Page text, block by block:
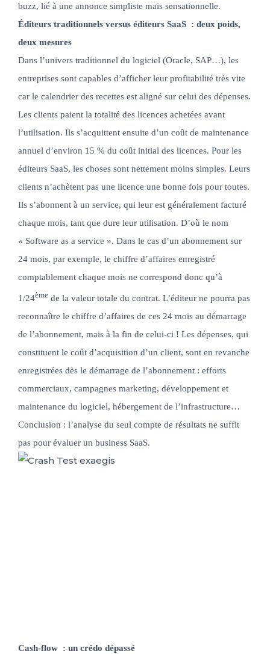
buzz, lié à une annonce simpliste mais sensationnelle.
Éditeurs traditionnels versus éditeurs SaaS : deux poids,
deux mesures
Dans l’univers traditionnel du logiciel (Oracle, SAP…), les
entreprises sont capables d’afficher leur profitabilité très vite
car le calendrier des recettes est aligné sur celui des dépenses.
Les clients paient la totalité des licences achetées avant
l’utilisation. Ils s’acquittent ensuite d’un coût de maintenance
annuel d’environ 15 % du coût initial des licences. Pour les
éditeurs SaaS, les choses sont nettement moins simples. Leurs
clients n’achètent pas une licence une bonne fois pour toutes.
Ils s’abonnent à un service, qui leur est généralement facturé
chaque mois, tant que dure leur utilisation. D’où le nom
« Software as a service ». Dans le cas d’un abonnement sur
24 mois, par exemple, le chiffre d’affaires enregistré
comptablement chaque mois ne correspond donc qu’à
1/24ème de la valeur totale du contrat. L’éditeur ne pourra pas
reconnaître le chiffre d’affaires de ces 24 mois au démarrage
de l’abonnement, mais à la fin de celui-ci ! Les dépenses, qui
constituent le coût d’acquisition d’un client, sont en revanche
enregistrées dès le démarrage de l’abonnement : efforts
commerciaux, campagnes marketing, développement et
maintenance du logiciel, hébergement de l’infrastructure…
Conclusion : l’analyse du seul compte de résultats ne suffit
pas pour évaluer un business SaaS.
Cash-flow : un crédo dépassé